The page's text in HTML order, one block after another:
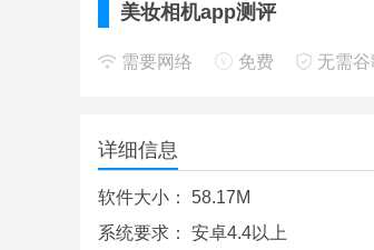
美妆相机app测评
想知道自己的长相究竟属于什么
需要网络 免费 无需
详细信息
软件大小： 58.17M
系统要求： 安卓4.4以上